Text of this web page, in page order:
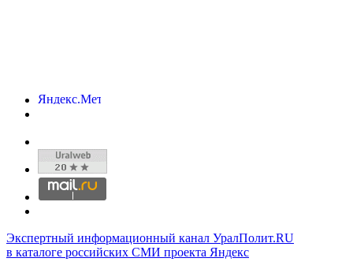
Экспертный информационный канал УралПолит.RU
в каталоге российских СМИ проекта Яндекс